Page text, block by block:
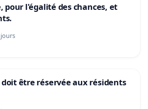
pour l'égalité des chances, et
être réservée aux résidents